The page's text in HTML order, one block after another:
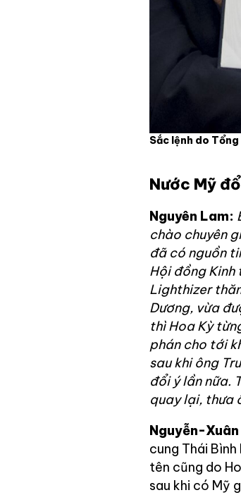
Sắc lệnh do
Nước Mỹ
Nguyên Lam:
chào chuyên
đã có nguồn
Hội đồng
Lighthizer
Dương, vừa
thì Hoa Kỳ
phán cho tới
sau khi ông
đổi ý lần nữa.
quay lại, thưa
Nguyễn-
cung Thái
tên cũng do
sau khi có Mỹ